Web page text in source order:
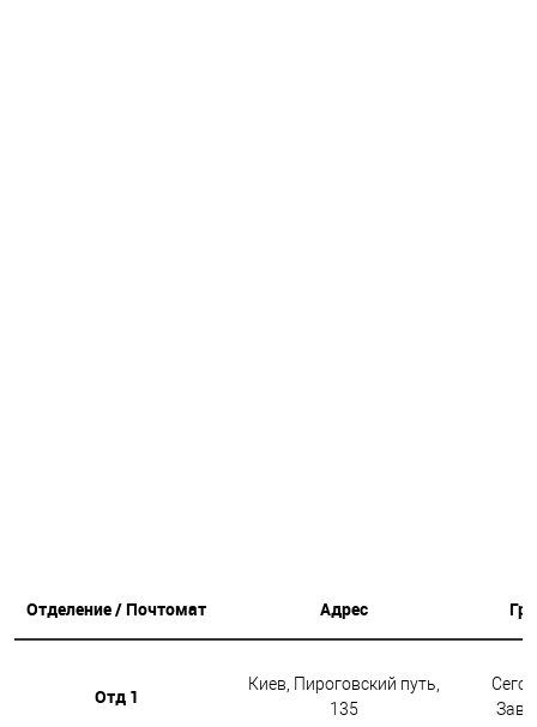
Отделение / Почтомат Адрес
Отд 1
Киев, Пироговский путь,
135